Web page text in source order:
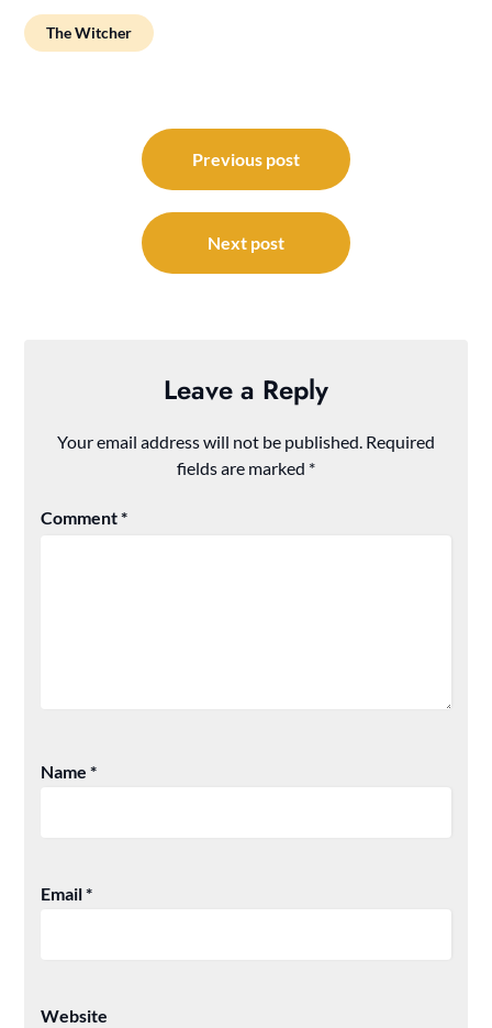
The Witcher
navigation
Previous post
Next post
Leave a Reply
Your email address will not be published. Required
fields are marked *
Comment*
Name*
Email*
Website